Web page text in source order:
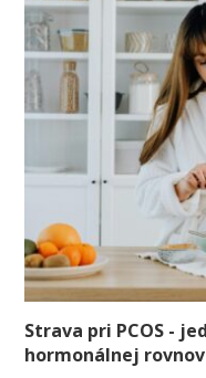
Strava pri PCOS -
hormonálnej